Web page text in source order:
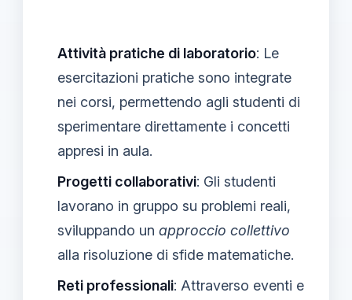
Attività pratiche di laboratorio: Le
esercitazioni pratiche sono integrate
nei corsi, permettendo agli studenti di
sperimentare direttamente i concetti
appresi in aula.
Progetti collaborativi: Gli studenti
lavorano in gruppo su problemi reali,
sviluppando un approccio collettivo
alla risoluzione di sfide matematiche.
Reti professionali: Attraverso eventi e